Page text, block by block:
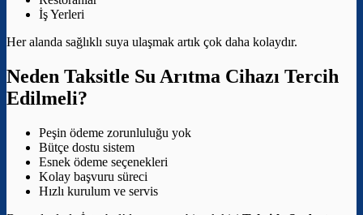
İş Yerleri
Her alanda sağlıklı suya ulaşmak artık çok daha kolaydır.
Neden Taksitle Su Arıtma Cihazı Tercih
Edilmeli?
Peşin ödeme zorunluluğu yok
Bütçe dostu sistem
Esnek ödeme seçenekleri
Kolay başvuru süreci
Hızlı kurulum ve servis